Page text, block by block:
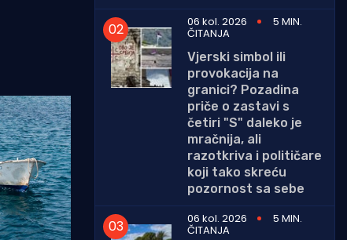
06 kol. 2026
5 MIN.
ČITANJA
Vjerski simbol ili
provokacija na
granici? Pozadina
priče o zastavi s
četiri "S" daleko je
mračnija, ali
razotkriva i političare
koji tako skreću
pozornost sa sebe
06 kol. 2026
5 MIN.
ČITANJA